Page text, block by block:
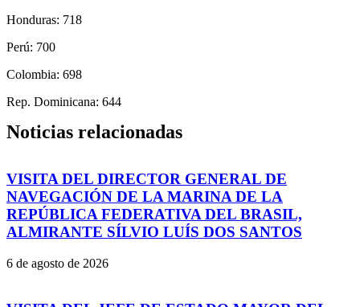
Honduras: 718
Perú: 700
Colombia: 698
Rep. Dominicana: 644
Noticias relacionadas
VISITA DEL DIRECTOR GENERAL DE
NAVEGACIÓN DE LA MARINA DE LA
REPÚBLICA FEDERATIVA DEL BRASIL,
ALMIRANTE SÍLVIO LUÍS DOS SANTOS
6 de agosto de 2026